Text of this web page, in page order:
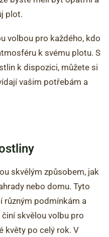
plot.
volbou pro každého, kdo
k svému plotu. S
k dispozici, můžete si
vašim potřebám a
skvělým způsobem, jak
nebo domu. Tyto
různým podmínkám a
skvělou volbu pro
květy po celý rok. V